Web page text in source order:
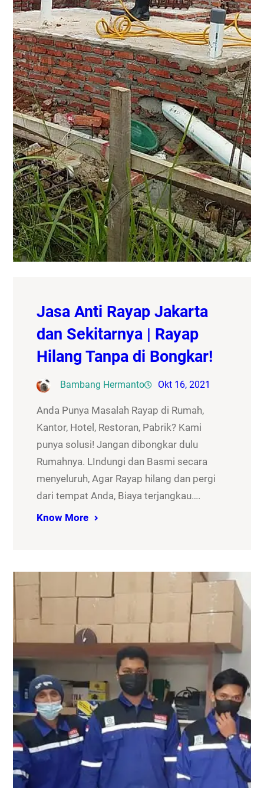
Jasa Anti Rayap Jakarta
dan Sekitarnya | Rayap
Hilang Tanpa di Bongkar!
Bambang Hermanto Okt 16, 2021
Anda Punya Masalah Rayap di Rumah,
Kantor, Hotel, Restoran, Pabrik? Kami
punya solusi! Jangan dibongkar dulu
Rumahnya. LIndungi dan Basmi secara
menyeluruh, Agar Rayap hilang dan pergi
dari tempat Anda, Biaya terjangkau….
Know More